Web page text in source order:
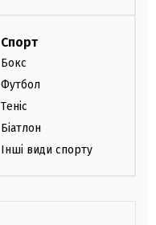
Спорт
Бокс
Футбол
Теніс
Біатлон
Інші види спорту